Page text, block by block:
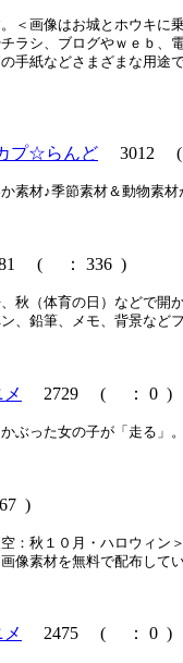
＜画像はお城とホウキに
ラシ、ブログやｗｅｂ、
手紙などさまざまな用途
プ☆らんど 3012 (
素材♪季節素材＆動物素材
( ： 336 )
秋（体育の日）などで開
、鉛筆、メモ、背景など
2729 ( ： 0 )
ぶった女の子が「走る」。
67 )
：秋１０月・ハロウィン
像素材を無料で配布してい
2475 ( ： 0 )